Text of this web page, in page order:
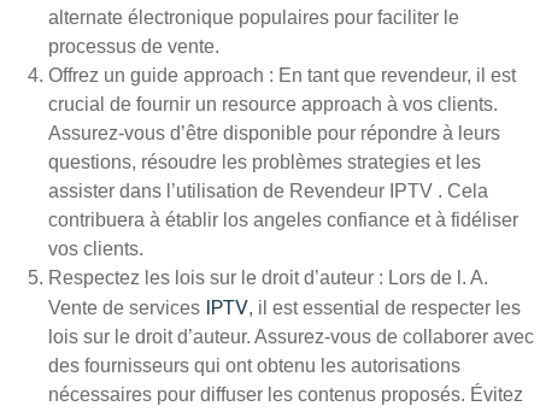
alternate électronique populaires pour faciliter le
processus de vente.
Offrez un guide approach : En tant que revendeur, il est
crucial de fournir un resource approach à vos clients.
Assurez-vous d’être disponible pour répondre à leurs
questions, résoudre les problèmes strategies et les
assister dans l’utilisation de Revendeur IPTV . Cela
contribuera à établir los angeles confiance et à fidéliser
vos clients.
Respectez les lois sur le droit d’auteur : Lors de l. A.
Vente de services IPTV, il est essential de respecter les
lois sur le droit d’auteur. Assurez-vous de collaborer avec
des fournisseurs qui ont obtenu les autorisations
nécessaires pour diffuser les contenus proposés. Évitez